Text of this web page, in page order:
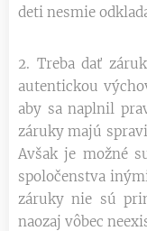
deti nesmie
2. Treba dať
autentickou
aby sa naplnil
záruky majú
Avšak je možné
spoločenstva
záruky nie sú
naozaj vôbec